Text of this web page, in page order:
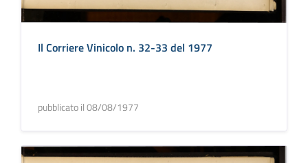
Il Corriere Vinicolo n. 32-33 del 1977
pubblicato il 08/08/1977